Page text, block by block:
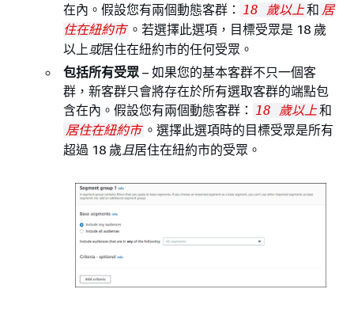
在內。假設您有兩個動態客群： 18 歲以上和 居
住在紐約市 。若選擇此選項，目標受眾是 18 歲
以上或居住在紐約市的任何受眾。
包括所有受眾 – 如果您的基本客群不只一個客
群，新客群只會將存在於所有選取客群的端點包
含在內。假設您有兩個動態客群： 18 歲以上和
居住在紐約市 。選擇此選項時的目標受眾是所有
超過 18 歲且居住在紐約市的受眾。